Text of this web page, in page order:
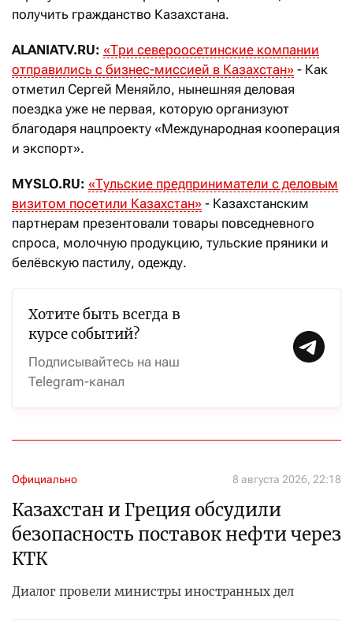
получить гражданство Казахстана.
ALANIATV.RU: «Три североосетинские компании
отправились с бизнес-миссией в Казахстан» - Как
отметил Сергей Меняйло, нынешняя деловая
поездка уже не первая, которую организуют
благодаря нацпроекту «Международная кооперация
и экспорт».
MYSLO.RU: «Тульские предприниматели с деловым
визитом посетили Казахстан» - Казахстанским
партнерам презентовали товары повседневного
спроса, молочную продукцию, тульские пряники и
белёвскую пастилу, одежду.
Хотите быть всегда в
курсе событий?
Подписывайтесь на наш
Telegram-канал
Официально 8 августа 2026, 22:18
Казахстан и Греция обсудили
безопасность поставок нефти через
КТК
Диалог провели министры иностранных дел